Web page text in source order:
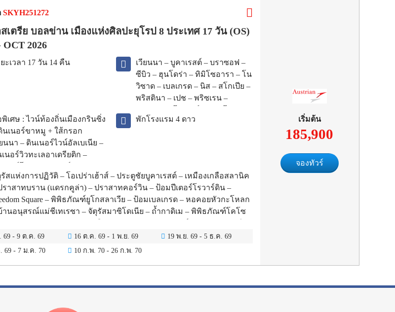
SKYH251272
เตรีย บอลข่าน เมืองแห่งศิลปะยุโรป 8 ประเทศ 17 วัน (OS)
2026
ะเวลา 17 วัน 14 คืน
เวียนนา – บูคาเรสต์ – บราซอฟ –
ซีบิว – ฮุนโดร่า – ทิมิโซอารา – โน
วิซาด – เบลเกรด – นิส – สโกเปีย –
พริสตินา – เปช – พริซเรน –
บุดวา – เคเตอร์ – โมสตาร์ –
เศษ : ไวน์ท้องถิ่นเมืองกรินซิ่ง
นเนอร์ขาหมู + ใส้กรอก
นนา – ดินเนอร์ไวน์อัลเบเนีย –
นอร์วิวทะเลอาเดรียติก –
พักโรงแรม 4 ดาว
สแห่งการปฏิวัติ – โอเปร่าเฮ้าส์ – ประตูชัยบูคาเรสต์ – เหมืองเกลือสลานิค
ราสาทบราน (แดรกคูล่า) – ปราสาทคอร์วิน – ป้อมปีเตอร์โรวาร์ดิน –
Square – พิพิธภัณฑ์ยูโกสลาเวีย – ป้อมเบลเกรด – หอคอยหัวกะโหลก
านอนุสรณ์แม่ชีเทเรซา – จัตุรัสมาซิโดเนีย – ถ้ำกาดิเม – พิพิธภัณฑ์โคโซ
– วิหารพระแม่แห่งลเยวิส – จัตุรัสสแกนเดอร์เบก – พิพิธภัณฑ์บังค์อาร์ต –
มิดติรานา – ปราสาทครูจา – ป้อมโรซาฟา – ทะเลสาบชโคเดอร์ – มหา
69 -9 ต.ค. 69 16 ต.ค. 69- 1 พ.ย. 69 19 พ.ย. 69 -5 ธ.ค. 69
69 - 7 ม.ค. 70 10 ก.พ. 70- 26 ก.พ. 70
เริ่มต้น
185,900
จองทัวร์